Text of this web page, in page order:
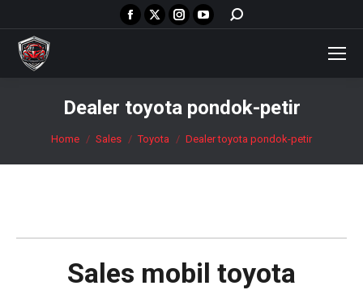
Facebook
page
window
X
page
new
window
Instagram
page
window
YouTube
page
new
window
Search:
Dealer toyota pondok-petir
You are here:
Home Sales Toyota Dealer toyota pondok-petir
Sales mobil toyota